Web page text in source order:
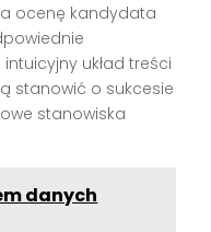
ocenę kandydata
układ treści
stanowić o sukcesie
stanowiska
danych